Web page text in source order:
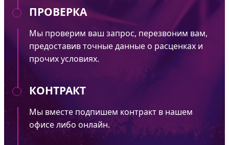
ПРОВЕРКА
Мы проверим ваш запрос, перезвоним вам,
предоставив точные данные о расценках и
прочих условиях.
КОНТРАКТ
Мы вместе подпишем контракт в нашем
офисе либо онлайн.